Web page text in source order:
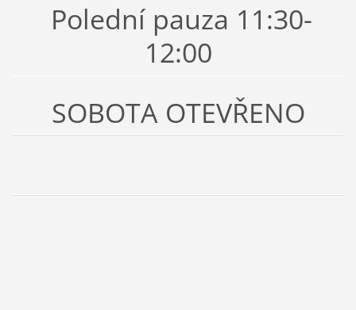
Polední pauza 11:30-
12:00
SOBOTA OTEVŘENO